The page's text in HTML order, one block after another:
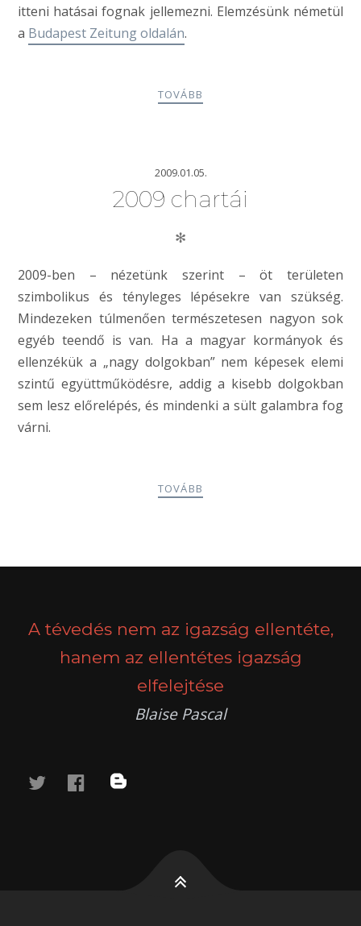
itteni hatásai fognak jellemezni. Elemzésünk németül
a Budapest Zeitung oldalán.
TOVÁBB
2009.01.05.
2009 chartái
✻
2009-ben – nézetünk szerint – öt területen
szimbolikus és tényleges lépésekre van szükség.
Mindezeken túlmenően természetesen nagyon sok
egyéb teendő is van. Ha a magyar kormányok és
ellenzékük a „nagy dolgokban” nem képesek elemi
szintű együttműködésre, addig a kisebb dolgokban
sem lesz előrelépés, és mindenki a sült galambra fog
várni.
TOVÁBB
A tévedés nem az igazság ellentéte,
hanem az ellentétes igazság
elfelejtése
Blaise Pascal
twitterfacebook
blog